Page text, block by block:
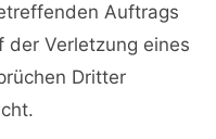
Auftrags
Verletzung eines
Dritter